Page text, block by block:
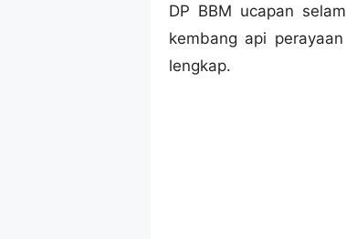
DP BBM ucapan
kembang api perayaan
lengkap.